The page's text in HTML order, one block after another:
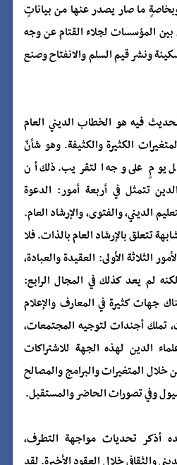
ما صار يصدر عنها من بياناتٍ
المؤسسات لجلاء القتام عن وجه
ونشر قيم السلم والانفتاح وصنع
فيه هو الخطاب الديني العام
الكثيرة والكثيفة. وهو شأنٌ
يومٍ على وجه التقريب. ذلك أن
تتمثل في أربعة أمور: الدعوة
الديني، والفتوى، والإرشاد العام.
تتعلق بالإرشاد العام بالذات. فلا
الثلاثة الأولى: العقيدة والعبادة،
لم يعد كذلك في المجال الرابع:
جهات كثيرة في المعارف والإعلام
تملك أجندات لتوجيه المجتمعات،
الدين لهذه الجهة للاشتراكات
خلال المتغيرات والبرامج والمصالح
وفي تصورات الحاضر والمستقبل.
أذكر تحديات مواجهة التطرف،